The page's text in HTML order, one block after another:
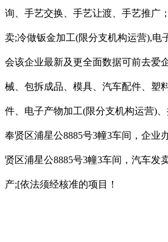
询、手艺交换、手艺让渡、手艺推广
卖;冷做钣金加工(限分支机构运营),电
会该企业最新及更全面数据可前去爱
械、包拆成品、模具、汽车配件、塑
件、电子产物加工(限分支机构运营)
奉贤区浦星公8885号3幢3车间，企业
贤区浦星公8885号3幢3车间，汽车发
产;[依法须经核准的项目！